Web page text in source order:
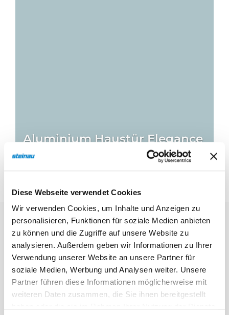
Diese Webseite verwendet Cookies
Wir verwenden Cookies, um Inhalte und Anzeigen zu
personalisieren, Funktionen für soziale Medien anbieten
zu können und die Zugriffe auf unsere Website zu
analysieren. Außerdem geben wir Informationen zu Ihrer
Verwendung unserer Website an unsere Partner für
soziale Medien, Werbung und Analysen weiter. Unsere
Partner führen diese Informationen möglicherweise mit
weiteren Daten zusammen, die Sie ihnen bereitgestellt
Aluminium Haustür Elegance
Thermo Hybrid
In den letzten Jahren wurde
Deutschland immer wieder
von schweren Hoch­wasser­
ereignissen heimgesucht.